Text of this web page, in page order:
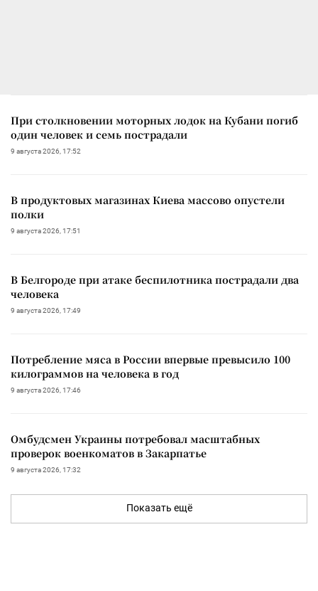
При столкновении моторных лодок на Кубани погиб
один человек и семь пострадали
9 августа 2026, 17:52
В продуктовых магазинах Киева массово опустели
полки
9 августа 2026, 17:51
В Белгороде при атаке беспилотника пострадали два
человека
9 августа 2026, 17:49
Потребление мяса в России впервые превысило 100
килограммов на человека в год
9 августа 2026, 17:46
Омбудсмен Украины потребовал масштабных
проверок военкоматов в Закарпатье
9 августа 2026, 17:32
Показать ещё